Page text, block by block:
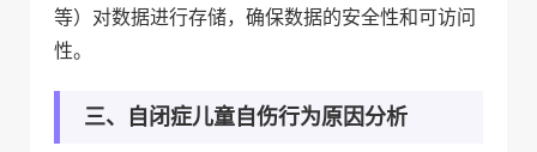
等）对数据进行存储，确保数据的安全性和可访问
性。
三、自闭症儿童自伤行为原因分析